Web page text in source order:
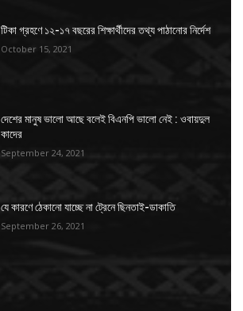
টিকা গ্রহণে ১২-১৭ বছরের শিক্ষার্থীদের তথ্য পাঠানোর নির্দেশ
October 15, 2021
দেশের মানুষ ভালো আছে বলেই বিএনপি ভালো নেই : ওবায়দুল
কাদের
September 24, 2021
যে কারণে ঠেকানো যাচ্ছে না ট্রেনে ছিনতাই-ডাকাতি
September 26, 2021